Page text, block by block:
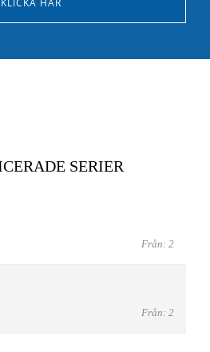
SERIER
Från: 2
Från: 2